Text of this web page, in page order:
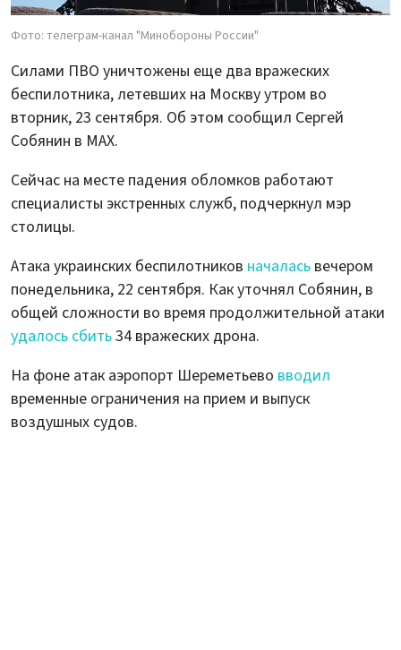
Фото: телеграм-канал "Минобороны России"
Силами ПВО уничтожены еще два вражеских
беспилотника, летевших на Москву утром во
вторник, 23 сентября. Об этом сообщил Сергей
Собянин в MAX.
Сейчас на месте падения обломков работают
специалисты экстренных служб, подчеркнул мэр
столицы.
Атака украинских беспилотников началась вечером
понедельника, 22 сентября. Как уточнял Собянин, в
общей сложности во время продолжительной атаки
удалось сбить34 вражеских дрона.
На фоне атак аэропорт Шереметьево вводил
временные ограничения на прием и выпуск
воздушных судов.